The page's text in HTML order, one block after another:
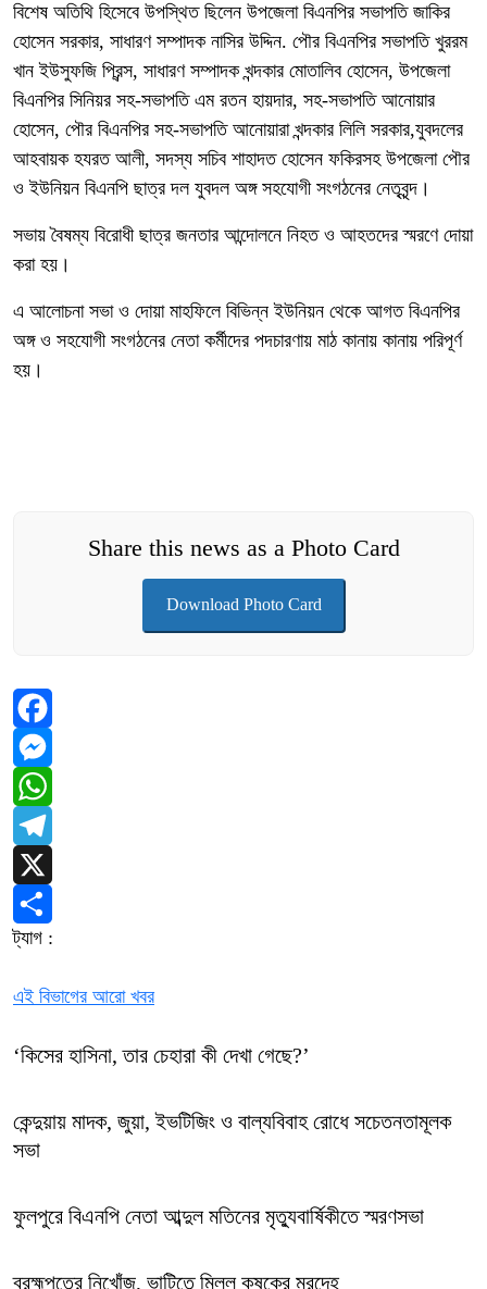
বিশেষ অতিথি হিসেবে উপস্থিত ছিলেন উপজেলা বিএনপির সভাপতি জাকির
হোসেন সরকার, সাধারণ সম্পাদক নাসির উদ্দিন. পৌর বিএনপির সভাপতি খুররম
খান ইউসুফজি প্রিন্স, সাধারণ সম্পাদক খন্দকার মোতালিব হোসেন, উপজেলা
বিএনপির সিনিয়র সহ-সভাপতি এম রতন হায়দার, সহ-সভাপতি আনোয়ার
হোসেন, পৌর বিএনপির সহ-সভাপতি আনোয়ারা খন্দকার লিলি সরকার,যুবদলের
আহবায়ক হযরত আলী, সদস্য সচিব শাহাদত হোসেন ফকিরসহ উপজেলা পৌর
ও ইউনিয়ন বিএনপি ছাত্র দল যুবদল অঙ্গ সহযোগী সংগঠনের নেতৃবৃন্দ।
সভায় বৈষম্য বিরোধী ছাত্র জনতার আন্দোলনে নিহত ও আহতদের স্মরণে দোয়া
করা হয়।
এ আলোচনা সভা ও দোয়া মাহফিলে বিভিন্ন ইউনিয়ন থেকে আগত বিএনপির
অঙ্গ ও সহযোগী সংগঠনের নেতা কর্মীদের পদচারণায় মাঠ কানায় কানায় পরিপূর্ণ
হয়।
Share this news as a Photo Card
Download Photo Card
Facebook
Messenger
WhatsApp
Telegram
X
Share
ট্যাগ :
এই বিভাগের আরো খবর
‘কিসের হাসিনা, তার চেহারা কী দেখা গেছে?’
কেন্দুয়ায় মাদক, জুয়া, ইভটিজিং ও বাল্যবিবাহ রোধে সচেতনতামূলক
সভা
ফুলপুরে বিএনপি নেতা আব্দুল মতিনের মৃত্যুবার্ষিকীতে স্মরণসভা
ব্রহ্মপুত্রে নিখোঁজ, ভাটিতে মিলল কৃষকের মরদেহ